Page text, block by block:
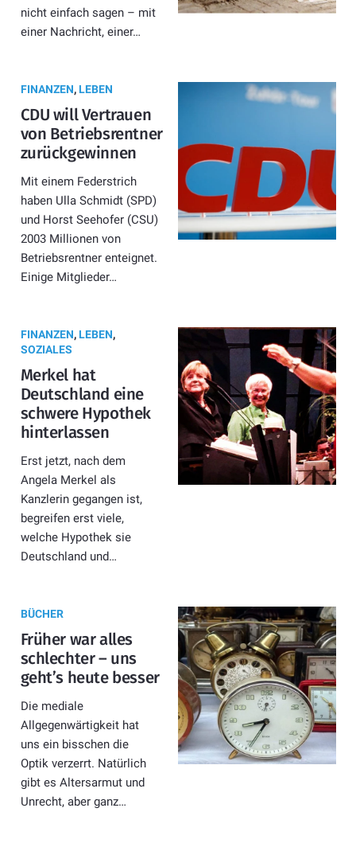
nicht einfach sagen – mit
einer Nachricht, einer…
FINANZEN,LEBEN
CDU will Vertrauen
von Betriebsrentner
zurückgewinnen
Mit einem Federstrich
haben Ulla Schmidt (SPD)
und Horst Seehofer (CSU)
2003 Millionen von
Betriebsrentner enteignet.
Einige Mitglieder…
FINANZEN,LEBEN,
SOZIALES
Merkel hat
Deutschland eine
schwere Hypothek
hinterlassen
Erst jetzt, nach dem
Angela Merkel als
Kanzlerin gegangen ist,
begreifen erst viele,
welche Hypothek sie
Deutschland und…
BÜCHER
Früher war alles
schlechter – uns
geht’s heute besser
Die mediale
Allgegenwärtigkeit hat
uns ein bisschen die
Optik verzerrt. Natürlich
gibt es Altersarmut und
Unrecht, aber ganz…